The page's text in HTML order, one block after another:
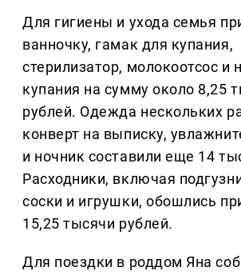
Для гигиены и ухода семья
ванночку, гамак для купания,
стерилизатор, молокоотсос и
купания на сумму около 8,25
рублей. Одежда нескольких
конверт на выписку,
и ночник составили еще 14
Расходники, включая
соски и игрушки, обошлись
15,25 тысячи рублей.
Для поездки в роддом Яна